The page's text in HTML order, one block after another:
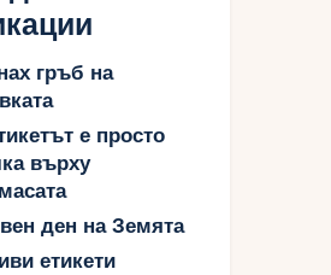
гръб на
е просто
върху
ден на Земята
етикети